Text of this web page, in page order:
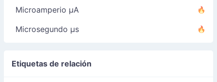
Microamperio µA
Microsegundo µs
Etiquetas de relación